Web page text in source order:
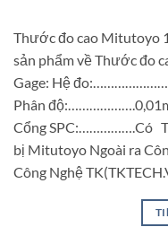
Thước đo cao Mitutoyo
sản phẩm về Thước đo
Gage: Hệ
Phân
Cổng SPC:…………….Có
bị Mitutoyo Ngoài ra
Công Nghệ